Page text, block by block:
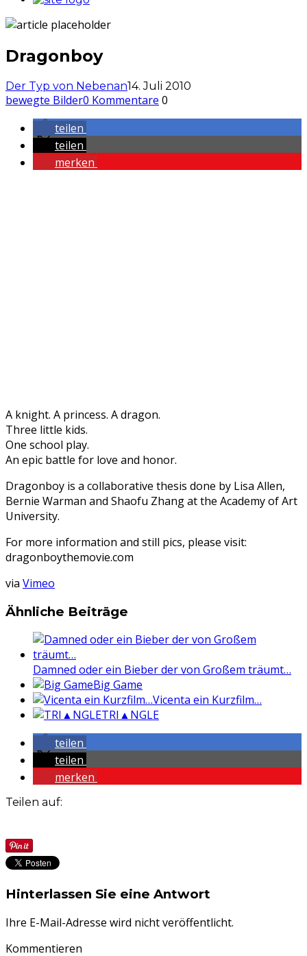
Dragonboy
Der Typ von Nebenan14. Juli 2010
bewegte Bilder0 Kommentare 0
teilen
teilen
merken
A knight. A princess. A dragon.
Three little kids.
One school play.
An epic battle for love and honor.
Dragonboy is a collaborative thesis done by Lisa Allen,
Bernie Warman and Shaofu Zhang at the Academy of Art
University.
For more information and still pics, please visit:
dragonboythemovie.com
via Vimeo
Ähnliche Beiträge
Damned oder ein Bieber der von Großem träumt…
Big Game
Vicenta ein Kurzfilm…
TRI▲NGLE
teilen
teilen
merken
Teilen auf:
Hinterlassen Sie eine Antwort
Ihre E-Mail-Adresse wird nicht veröffentlicht.
Kommentieren